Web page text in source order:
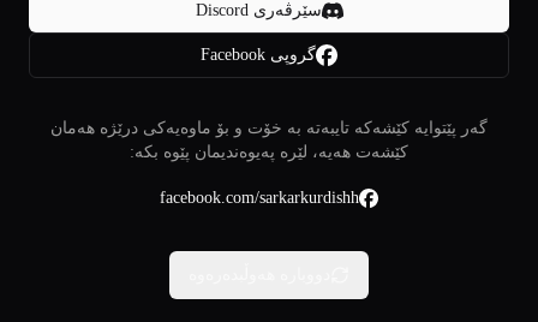
سێرڤەری Discord
گروپی Facebook
گەر پێتوایە کێشەکە تایبەتە بە خۆت و بۆ ماوەیەکی درێژە هەمان
کێشەت هەیە، لێرە پەیوەندیمان پێوە بکە:
facebook.com/sarkarkurdishh